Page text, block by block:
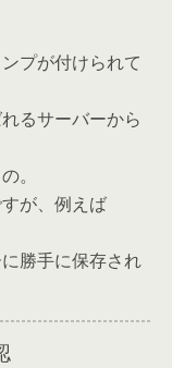
プが付けられて
るサーバーから
。
が、例えば
勝手に保存され